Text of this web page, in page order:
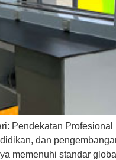
Pendekatan
dan
memenuhi standar